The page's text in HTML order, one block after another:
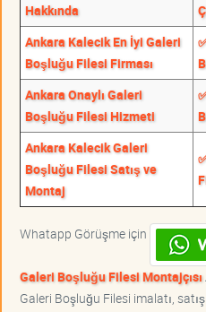
Hakkında
Ankara Kalecik En İyi Galeri
Boşluğu Filesi Firması
Ankara Onaylı Galeri
Boşluğu Filesi Hizmeti
Ankara Kalecik Galeri
Boşluğu Filesi Satış ve
Montaj
Whatapp Görüşme için
Galeri Boşluğu Filesi Montajçısı
Galeri Boşluğu Filesi imalatı,